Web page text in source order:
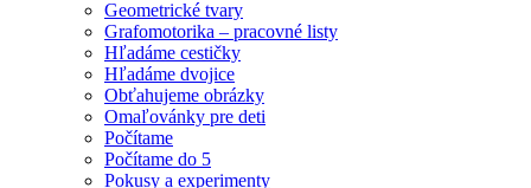
Geometrické tvary
Grafomotorika – pracovné listy
Hľadáme cestičky
Hľadáme dvojice
Obťahujeme obrázky
Omaľovánky pre deti
Počítame
Počítame do 5
Pokusy a experimenty